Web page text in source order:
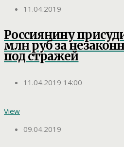
11.04.2019
Россиянину
млн руб за
под стражей
11.04.2019 14:00
View
09.04.2019